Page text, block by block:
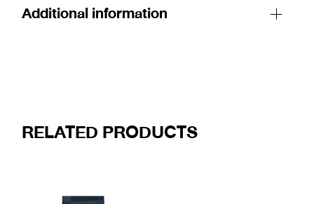
Additional information
RELATED PRODUCTS